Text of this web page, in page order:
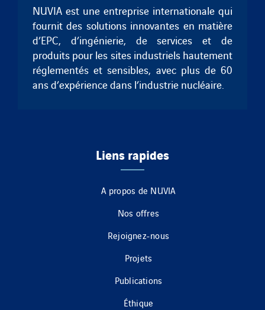
NUVIA est une entreprise internationale qui
fournit des solutions innovantes en matière
d’EPC, d’ingénierie, de services et de
produits pour les sites industriels hautement
réglementés et sensibles, avec plus de 60
ans d’expérience dans l’industrie nucléaire.
Liens rapides
A propos de NUVIA
Nos offres
Rejoignez-nous
Projets
Publications
Éthique